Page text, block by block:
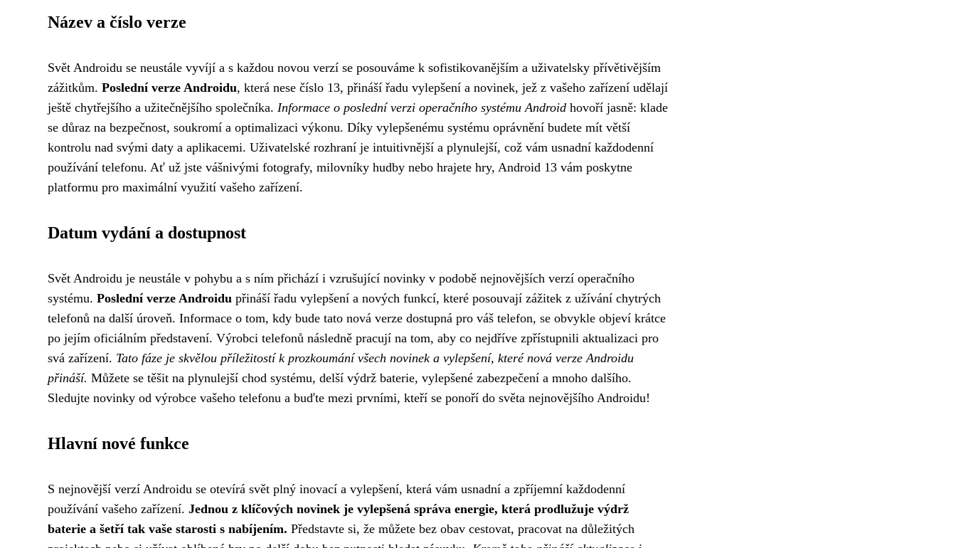
Název a číslo verze
Svět Androidu se neustále vyvíjí a s každou novou verzí se posouváme k sofistikovanějším a uživatelsky přívětivějším
zážitkům. Poslední verze Androidu, která nese číslo 13, přináší řadu vylepšení a novinek, jež z vašeho zařízení udělají
ještě chytřejšího a užitečnějšího společníka. Informace o poslední verzi operačního systému Android hovoří jasně: klade
se důraz na bezpečnost, soukromí a optimalizaci výkonu. Díky vylepšenému systému oprávnění budete mít větší
kontrolu nad svými daty a aplikacemi. Uživatelské rozhraní je intuitivnější a plynulejší, což vám usnadní každodenní
používání telefonu. Ať už jste vášnivými fotografy, milovníky hudby nebo hrajete hry, Android 13 vám poskytne
platformu pro maximální využití vašeho zařízení.
Datum vydání a dostupnost
Svět Androidu je neustále v pohybu a s ním přichází i vzrušující novinky v podobě nejnovějších verzí operačního
systému. Poslední verze Androidu přináší řadu vylepšení a nových funkcí, které posouvají zážitek z užívání chytrých
telefonů na další úroveň. Informace o tom, kdy bude tato nová verze dostupná pro váš telefon, se obvykle objeví krátce
po jejím oficiálním představení. Výrobci telefonů následně pracují na tom, aby co nejdříve zpřístupnili aktualizaci pro
svá zařízení. Tato fáze je skvělou příležitostí k prozkoumání všech novinek a vylepšení, které nová verze Androidu
přináší. Můžete se těšit na plynulejší chod systému, delší výdrž baterie, vylepšené zabezpečení a mnoho dalšího.
Sledujte novinky od výrobce vašeho telefonu a buďte mezi prvními, kteří se ponoří do světa nejnovějšího Androidu!
Hlavní nové funkce
S nejnovější verzí Androidu se otevírá svět plný inovací a vylepšení, která vám usnadní a zpříjemní každodenní
používání vašeho zařízení. Jednou z klíčových novinek je vylepšená správa energie, která prodlužuje výdrž
baterie a šetří tak vaše starosti s nabíjením. Představte si, že můžete bez obav cestovat, pracovat na důležitých